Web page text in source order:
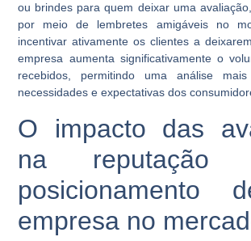
ou brindes para quem deixar uma
por meio de lembretes amigáveis no
incentivar ativamente os clientes a
empresa aumenta significativamente o
recebidos, permitindo uma análise
necessidades e expectativas dos
O impacto das
na
posicionamento
empresa no